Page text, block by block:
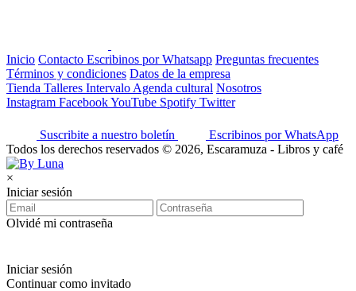
Inicio Contacto Escribinos por Whatsapp Preguntas frecuentes
Términos y condiciones Datos de la empresa
Tienda Talleres Intervalo Agenda cultural Nosotros
Instagram FacebookYouTube Spotify Twitter
Suscribite a nuestro boletín
Escribinos por WhatsApp
Todos los derechos reservados © 2026, Escaramuza - Libros y café
×
Iniciar sesión
Olvidé mi contraseña
Iniciar sesión
Continuar como invitado